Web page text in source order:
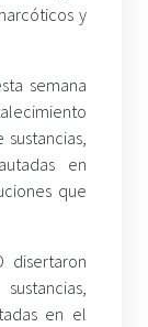
y
semana
en
que
disertaron
en el